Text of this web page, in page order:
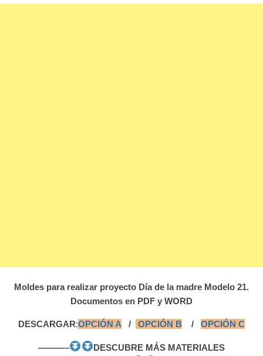
Moldes para realizar proyecto Día de la madre Modelo 21.
Documentos en PDF y WORD
DESCARGAR:OPCIÓN A / OPCIÓN B / OPCIÓN C
———–
DESCUBRE MÁS MATERIALES